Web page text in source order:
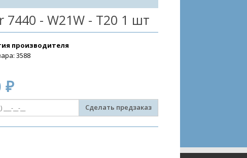
- W21W - T20 1 шт
производителя
3588
₽
Сделать предзаказ